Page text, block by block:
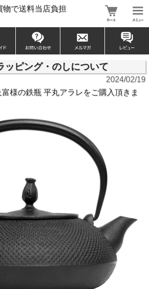
物で送料当店負担
ッピング・のしについて
2024/02/19
様の鉄瓶 平丸アラレをご購入頂きま